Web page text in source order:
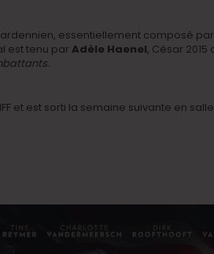
essentiellement composé
est tenu par Adèle Haenel, César
et est sorti la semaine suivante en